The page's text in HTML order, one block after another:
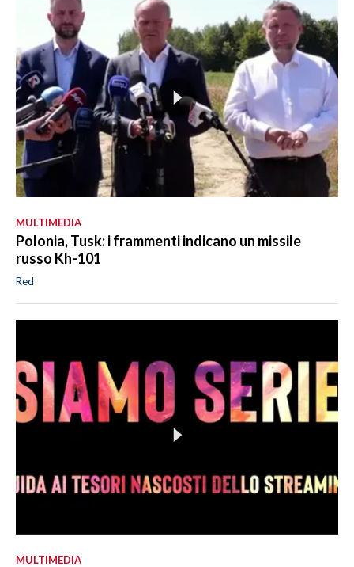
MULTIMEDIA
Polonia, Tusk: i frammenti indicano un missile
russo Kh-101
Red
MULTIMEDIA